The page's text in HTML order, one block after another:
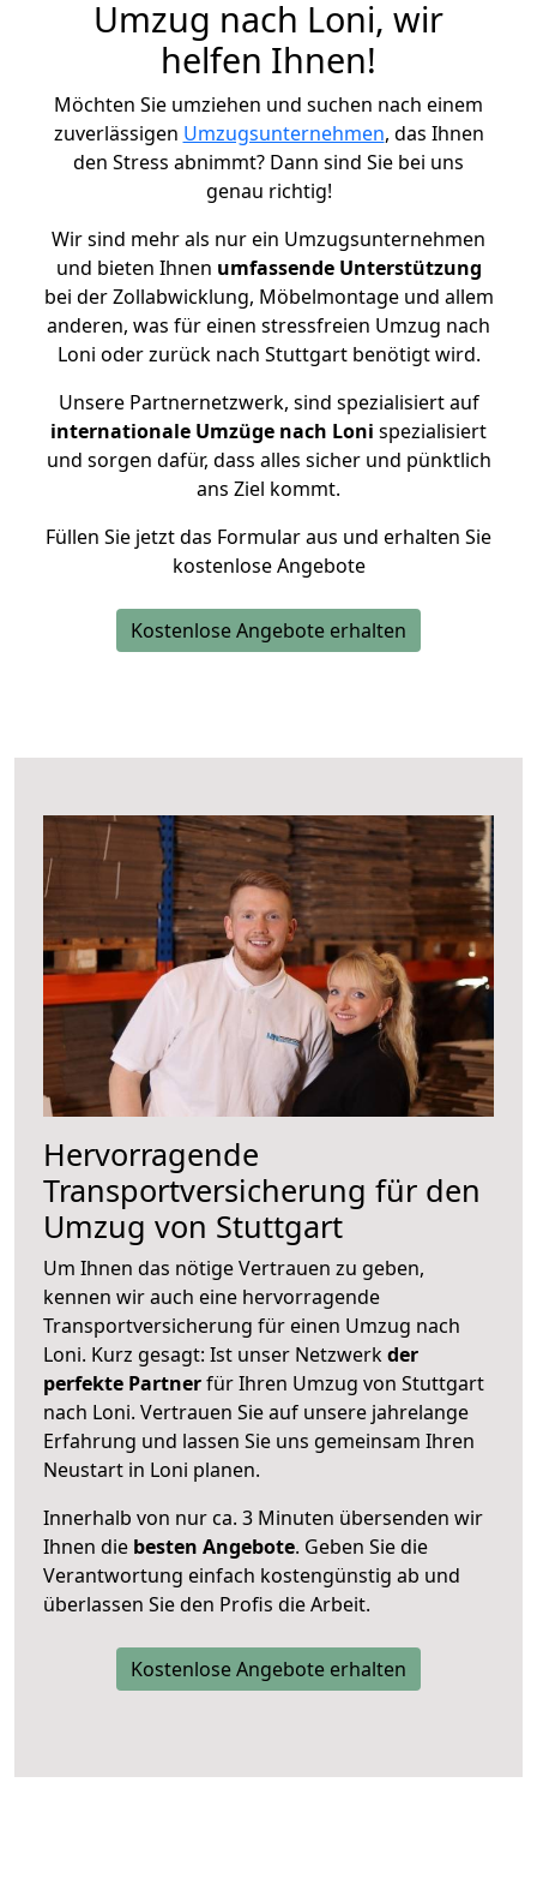
Umzug nach Loni, wir
helfen Ihnen!
Möchten Sie umziehen und suchen nach einem
zuverlässigen Umzugsunternehmen, das Ihnen
den Stress abnimmt? Dann sind Sie bei uns
genau richtig!
Wir sind mehr als nur ein Umzugsunternehmen
und bieten Ihnen umfassende Unterstützung
bei der Zollabwicklung, Möbelmontage und allem
anderen, was für einen stressfreien Umzug nach
Loni oder zurück nach Stuttgart benötigt wird.
Unsere Partnernetzwerk, sind spezialisiert auf
internationale Umzüge nach Loni spezialisiert
und sorgen dafür, dass alles sicher und pünktlich
ans Ziel kommt.
Füllen Sie jetzt das Formular aus und erhalten Sie
kostenlose Angebote
Kostenlose Angebote erhalten
Hervorragende
Transportversicherung für den
Umzug von Stuttgart
Um Ihnen das nötige Vertrauen zu geben,
kennen wir auch eine hervorragende
Transportversicherung für einen Umzug nach
Loni. Kurz gesagt: Ist unser Netzwerkder
perfekte Partnerfür Ihren Umzug von Stuttgart
nach Loni. Vertrauen Sie auf unsere jahrelange
Erfahrung und lassen Sie uns gemeinsam Ihren
Neustart in Loni planen.
Innerhalb von nur ca. 3 Minuten übersenden wir
Ihnen die besten Angebote. Geben Sie die
Verantwortung einfach kostengünstig ab und
überlassen Sie den Profis die Arbeit.
Kostenlose Angebote erhalten